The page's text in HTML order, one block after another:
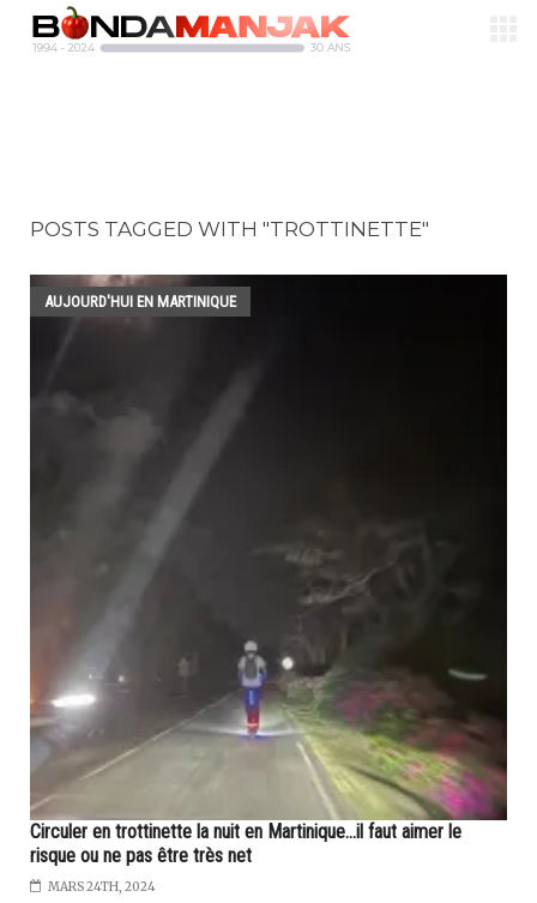
POSTS TAGGED WITH "TROTTINETTE"
AUJOURD'HUI EN MARTINIQUE
Circuler en trottinette la nuit en Martinique...il faut aimer le
risque ou ne pas être très net
MARS 24TH, 2024